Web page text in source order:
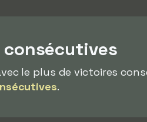
le plus de victoires
.